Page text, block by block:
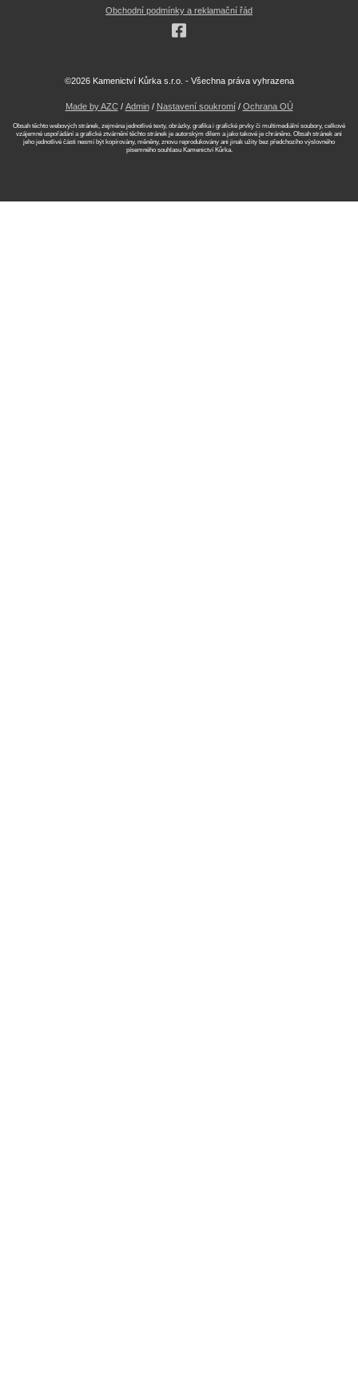
Obchodní podmínky a reklamační řád
©2026 Kamenictví Kůrka s.r.o. - Všechna práva vyhrazena
Made by AZC/ Admin/ Nastavení soukromí/ Ochrana OÚ
Obsah těchto webových stránek, zejména jednotlivé texty, obrázky, grafika i grafické prvky či multimediální soubory, celkové
vzájemné uspořádání a grafické ztvárnění těchto stránek je autorským dílem a jako takové je chráněno. Obsah stránek ani
jeho jednotlivé části nesmí být kopírovány, měněny, znovu reprodukovány ani jinak užity bez předchozího výslovného
písemného souhlasu Kamenictví Kůrka.